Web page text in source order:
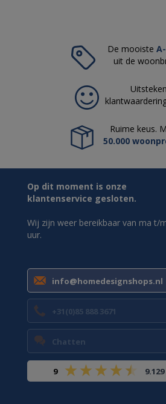
De mooiste
uit de
Ruime keus.
50.000
Op dit moment is onze
klantenservice gesloten.
Wij zijn weer bereikbaar van ma t/
uur.
info@homedesignshops.nl
+31(0)85 888 3671
Chatten
9